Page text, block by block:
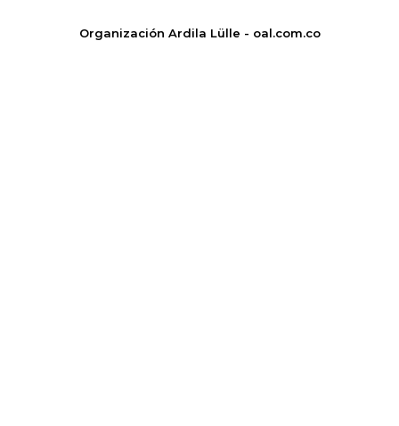
Organización Ardila Lülle - oal.com.co